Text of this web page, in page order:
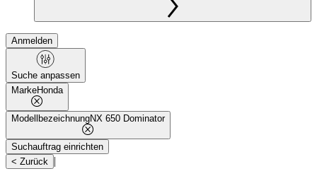
Anmelden
Suche anpassen
MarkeHonda
ModellbezeichnungNX 650 Dominator
Suchauftrag einrichten
< Zurück |